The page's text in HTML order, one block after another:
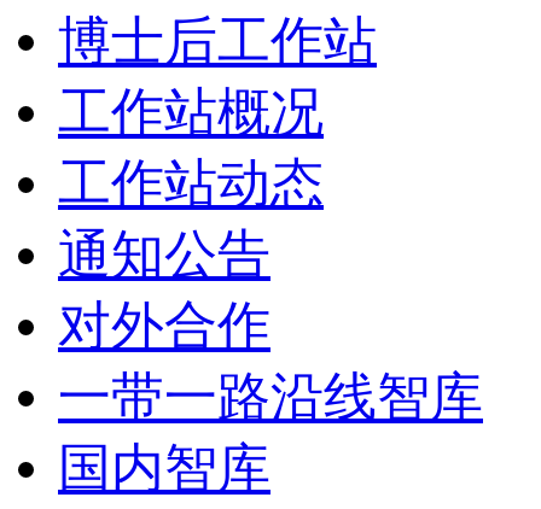
博士后工作站
工作站概况
工作站动态
通知公告
对外合作
一带一路沿线智库
国内智库